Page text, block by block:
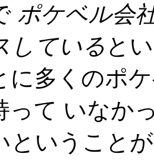
ポケベル会
している と
に多くのポ
って いなか
ということ